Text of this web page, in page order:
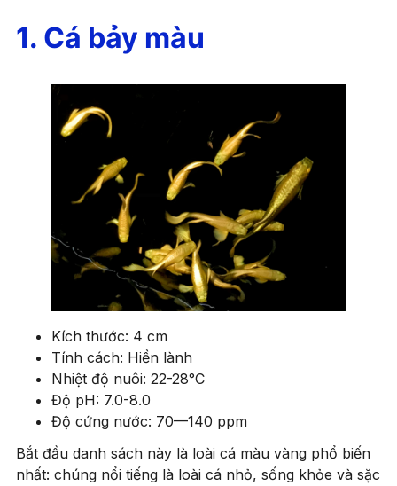
1. Cá bảy màu
Kích thước: 4 cm
Tính cách: Hiền lành
Nhiệt độ nuôi: 22-28°C
Độ pH: 7.0-8.0
Độ cứng nước: 70—140 ppm
Bắt đầu danh sách này là loài cá màu vàng phổ biến
nhất: chúng nổi tiếng là loài cá nhỏ, sống khỏe và sặc